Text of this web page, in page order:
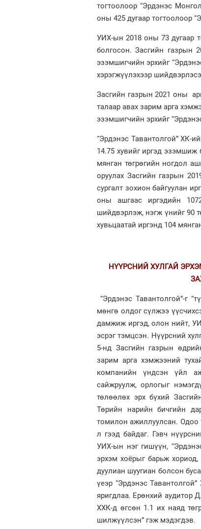
тогтоолоор “Эрдэнэс
оны 425 дугаар тогтоолоор
УИХ-ын 2018 оны 73 дугаар
болгосон. Засгийн газрын
эзэмшигчийн эрхийг
хэрэгжүүлэхээр
Засгийн газрын 2021 оны
талаар авах зарим арга
эзэмшигчийн эрхийг
“Эрдэнэс Тавантолгой” ХК-
14.75 хувийг иргэд эзэмшиж
мянган төгрөгийн ногдол
оруулах Засгийн газрын
сургалт зохион байгуулан
оны ашгаас иргэдийн
шийдвэрлэж, нэгж үнийг 90
хувьцаатай иргэнд 104
НҮҮРСНИЙ ХУЛГАЙ
“Эрдэнэс Тавантолгой”-г
мөнгө олдог сүлжээ
дамжиж иргэд, олон нийт,
эсрэг тэмцсэн. Нүүрсний
5-нд Засгийн газрын
зарим арга хэмжээний
компанийн үндсэн үйл
сайжруулж, орлогыг
төлөөлөх эрх бүхий
Төрийн нарийн бичгийн
томилон ажиллуулсан. Одоо
л гээд байдаг. Гэвч
УИХ-ын нэг гишүүн,
эрхэм хоёрыг барьж
дуулиан шуугиан болсон
үеэр “Эрдэнэс
яригдлаа. Ерөнхий аудитор
ХХК-д өгсөн 1.1 их наяд
шилжүүлсэн” гэж мэдэгдэв.